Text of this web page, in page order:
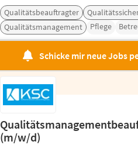
Qualitätsbeauftragter
Qualitätsmanagement
Pflege
Schicke mir neue Jobs
(m/w/d)